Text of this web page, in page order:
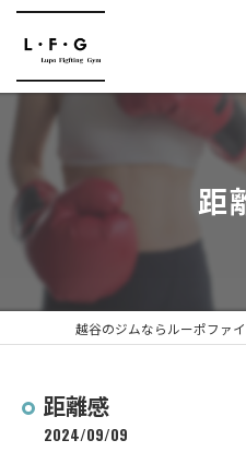
距
越谷のジムならルーポファ
距離感
2024/09/09